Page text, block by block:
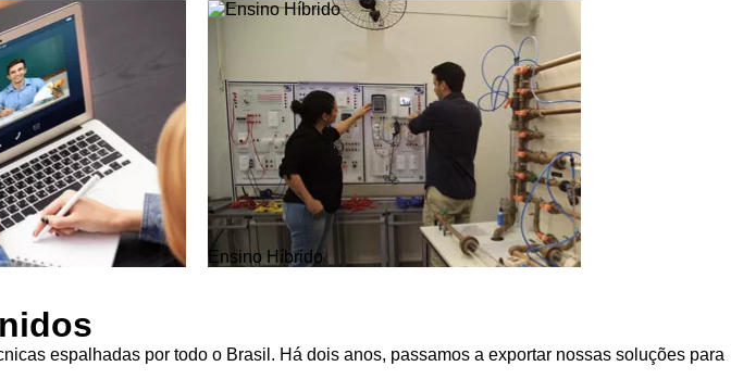
Ensino Híbrido
espalhadas por todo o Brasil. Há dois anos, passamos a exportar nossas soluções para